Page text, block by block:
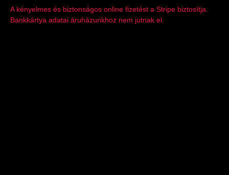
A kényelmes és biztonságos online fizetést a Stripe biztosítja.
Bankkártya adatai áruházunkhoz nem jutnak el.